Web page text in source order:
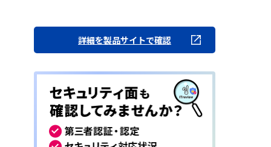
詳細を製品サイトで確認